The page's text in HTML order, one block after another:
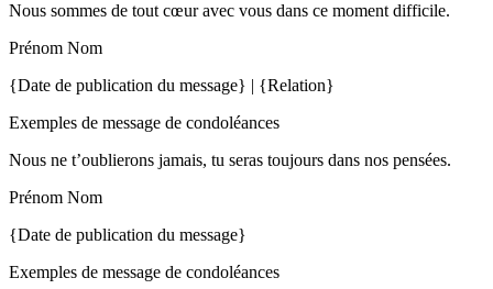
Nous sommes de tout cœur avec vous dans ce moment difficile.
Prénom Nom
{Date de publication du message} | {Relation}
Exemples de message de condoléances
Nous ne t’oublierons jamais, tu seras toujours dans nos pensées.
Prénom Nom
{Date de publication du message}
Exemples de message de condoléances